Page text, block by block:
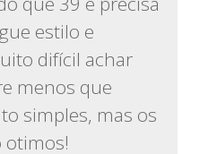
estilo e
difícil achar
menos que
simples, mas os
otimos!